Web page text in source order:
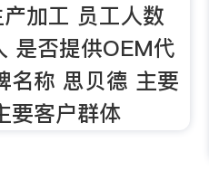
加工 员工人数
是否提供OEM代
名称 思贝德 主要
要客户群体